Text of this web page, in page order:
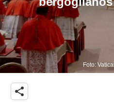
Foto:
share